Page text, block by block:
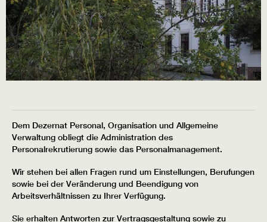
Dem Dezernat Personal, Organisation und Allgemeine
Verwaltung obliegt die Administration des
Personalrekrutierung sowie das Personalmanagement.
Wir stehen bei allen Fragen rund um Einstellungen, Berufungen
sowie bei der Veränderung und Beendigung von
Arbeitsverhältnissen zu Ihrer Verfügung.
Sie erhalten Antworten zur Vertragsgestaltung sowie zu